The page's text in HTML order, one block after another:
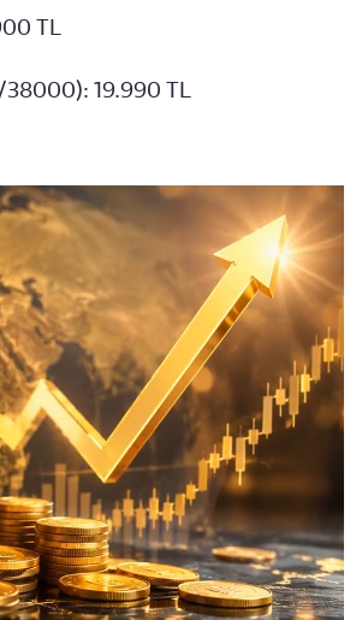
TL
38000): 19.990 TL